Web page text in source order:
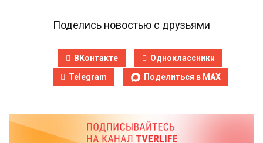
Поделись новостью с друзьями
ВКонтакте
Одноклассники
Telegram
Поделиться в MAX